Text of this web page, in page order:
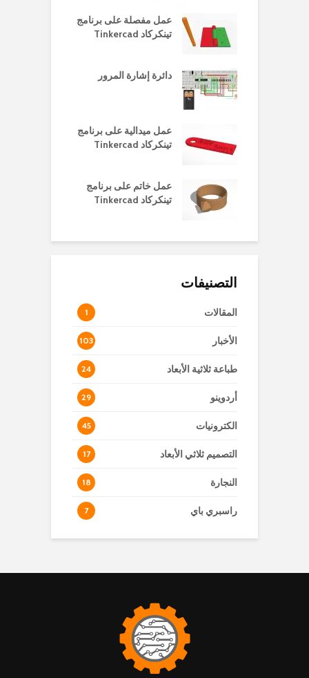
عمل مفصلة على برنامج
تينكركاد Tinkercad
دائرة إشارة المرور
عمل ميدالية على برنامج
تينكركاد Tinkercad
عمل خاتم على برنامج
تينكركاد Tinkercad
التصنيفات
المقالات 1
الأخبار 103
طباعة ثلاثية الأبعاد 24
أردوينو 29
الكترونيات 45
التصميم ثلاثي الأبعاد 17
النجارة 18
راسبري باي 7